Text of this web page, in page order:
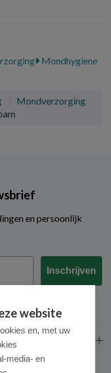
Mondhygiene
Mondverzorging
en persoonlijk
Inschrijven
website
en, met uw
media- en